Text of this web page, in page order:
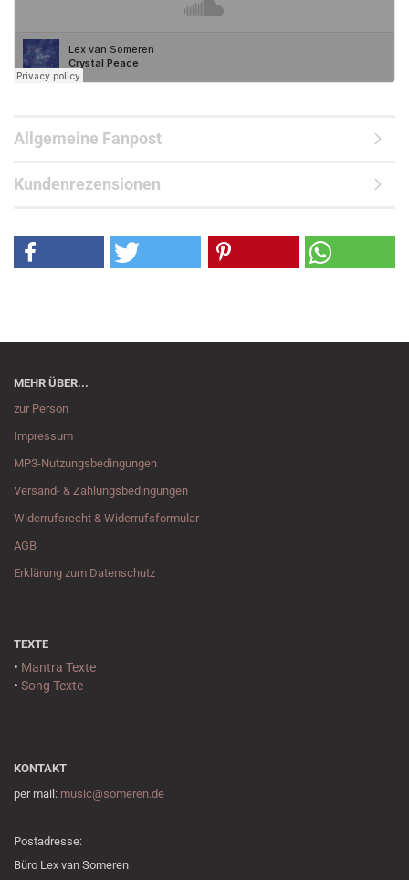
Allgemeine Fanpost
Kundenrezensionen
MEHR ÜBER...
zur Person
Impressum
MP3-Nutzungsbedingungen
Versand- & Zahlungsbedingungen
Widerrufsrecht & Widerrufsformular
AGB
Erklärung zum Datenschutz
TEXTE
• Mantra Texte
• Song Texte
KONTAKT
per mail: music@someren.de
Postadresse:
Büro Lex van Someren